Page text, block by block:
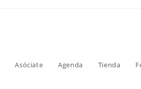
Asóciate Agenda Tienda